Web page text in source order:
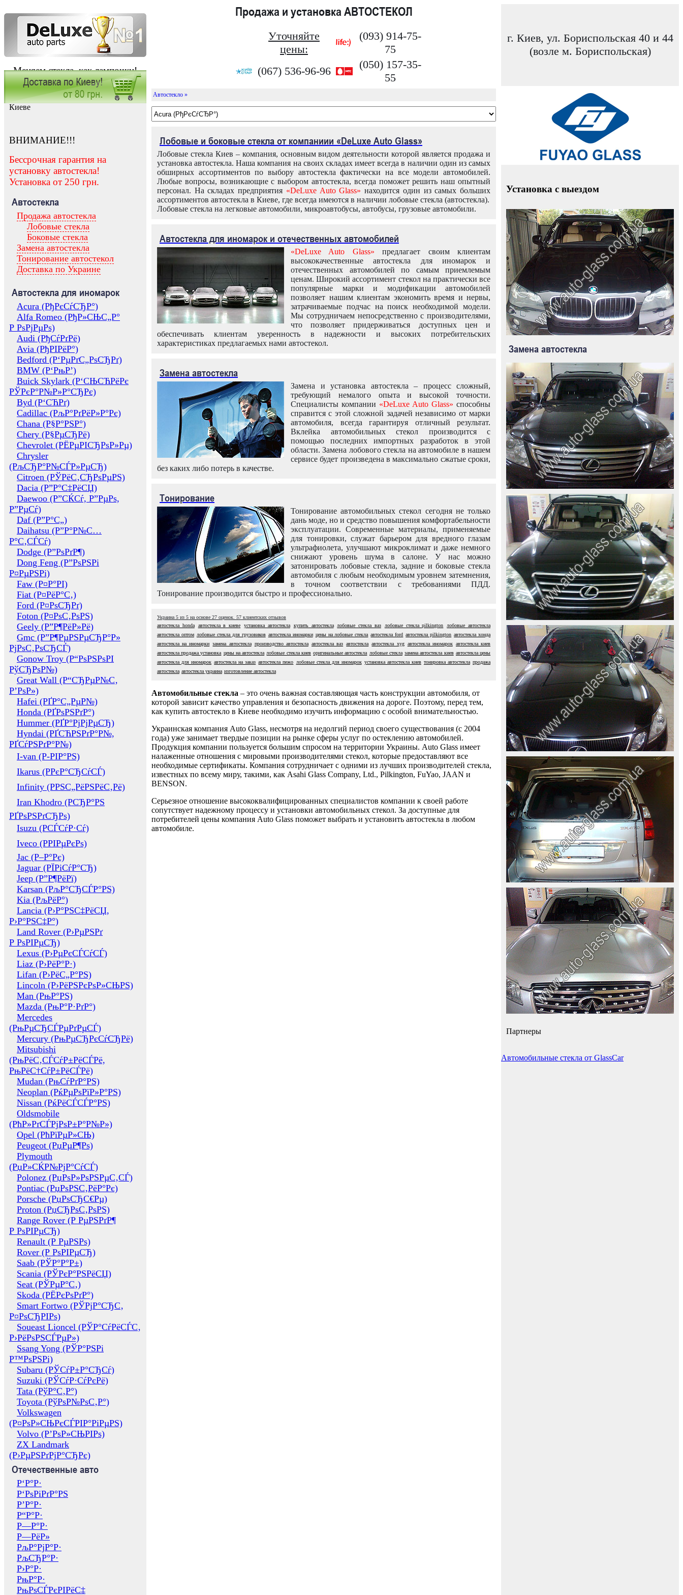
Меняем стекла, как лампочки!
Продажа и установка АВТОСТЕКОЛ
Уточняйте
цены:
(093) 914-75-
75
(067) 536-96-96
(050) 157-35-
55
г. Киев, ул. Бориспольская 40 и 44
(возле м. Бориспольская)
Заказать установку автостекла в
Киеве
ВНИМАНИЕ!!!
Бессрочная гарантия на
установку автостекла!
Установка от 250 грн.
Автостекла
Продажа автостекла
Лобовые стекла
Боковые стекла
Замена автостекла
Тонирование автостекол
Доставка по Украине
Автостекла для иномарок
Acura (РђРєСѓСЂР°)
Alfa Romeo (РђР»СЊС„Р°
Р РѕРјРµРѕ)
Audi (РђСѓРґРё)
Avia (РђРІРёР°)
Bedford (Р‘РµРґС„РѕСЂРґ)
BMW (Р‘РњР’)
Buick Skylark (Р‘СЊСЋРёРє
РЎРєР°Р№Р»Р°СЂРє)
Byd (Р‘СЋРґ)
Cadillac (РљР°РґРёР»Р°Рє)
Chana (Р§Р°РЅР°)
Chery (Р§РµСЂРё)
Chevrolet (РЁРµРІСЂРѕР»Рµ)
Chrysler
(РљСЂР°Р№СЃР»РµСЂ)
Citroen (РЎРёС‚СЂРѕРµРЅ)
Dacia (Р”Р°С‡РёСЏ)
Daewoo (Р”СЌСѓ, Р”РµРѕ,
Р”РµСѓ)
Daf (Р”Р°С„)
Daihatsu (Р”Р°Р№С…
Р°С‚СЃСѓ)
Dodge (Р”РѕРґР¶)
Dong Feng (Р”РѕРЅРі
Р¤РµРЅРі)
Faw (Р¤Р°РІ)
Fiat (Р¤РёР°С‚)
Ford (Р¤РѕСЂРґ)
Foton (Р¤РѕС‚РѕРЅ)
Geely (Р”Р¶РёР»Рё)
Gmc (Р”Р¶РµРЅРµСЂР°Р»
РјРѕС‚РѕСЂСЃ)
Gonow Troy (Р“РѕРЅРѕРІ
РўСЂРѕР№)
Great Wall (Р“СЂРµР№С‚
Р’РѕР»)
Hafei (РҐР°С„РµР№)
Honda (РҐРѕРЅРґР°)
Hummer (РҐР°РјРјРµСЂ)
Hyndai (РҐСЋРЅРґР°Р№,
РҐСѓРЅРґР°Р№)
I-van (Р-РІР°РЅ)
Ikarus (РРєР°СЂСѓСЃ)
Infinity (РРЅС„РёРЅРёС‚Рё)
Iran Khodro (РСЂР°РЅ
РҐРѕРЅРґСЂРѕ)
Isuzu (РСЃСѓР·Сѓ)
Iveco (РРІРµРєРѕ)
Jac (Р–Р°Рє)
Jaguar (РЇРіСѓР°СЂ)
Jeep (Р”Р¶РёРї)
Karsan (РљР°СЂСЃР°РЅ)
Kia (РљРёР°)
Lancia (Р›Р°РЅС‡РёСЏ,
Р›Р°РЅС‡Р°)
Land Rover (Р›РµРЅРґ
Р РѕРІРµСЂ)
Lexus (Р›РµРєСЃСѓСЃ)
Liaz (Р›РёР°Р·)
Lifan (Р›РёС„Р°РЅ)
Lincoln (Р›РёРЅРєРѕР»СЊРЅ)
Man (РњР°РЅ)
Mazda (РњР°Р·РґР°)
Mercedes
(РњРµСЂСЃРµРґРµСЃ)
Mercury (РњРµСЂРєСѓСЂРё)
Mitsubishi
(РњРёС‚СЃСѓР±РёСЃРё,
РњРёС†СѓР±РёСЃРё)
Mudan (РњСѓРґР°РЅ)
Neoplan (РќРµРѕРїР»Р°РЅ)
Nissan (РќРёСЃСЃР°РЅ)
Oldsmobile
(РћР»РґСЃРјРѕР±Р°Р№Р»)
Opel (РћРїРµР»СЊ)
Peugeot (РџРµР¶Рѕ)
Plymouth
(РџР»СЌР№РјР°СѓСЃ)
Polonez (РџРѕР»РѕРЅРµС‚СЃ)
Pontiac (РџРѕРЅС‚РёР°Рє)
Porsche (РџРѕСЂС€Рµ)
Proton (РџСЂРѕС‚РѕРЅ)
Range Rover (Р РµРЅРґР¶
Р РѕРІРµСЂ)
Renault (Р РµРЅРѕ)
Rover (Р РѕРІРµСЂ)
Saab (РЎР°Р°Р±)
Scania (РЎРєР°РЅРёСЏ)
Seat (РЎРµР°С‚)
Skoda (РЁРєРѕРґР°)
Smart Fortwo (РЎРјР°СЂС‚
Р¤РѕСЂРІРѕ)
Soueast Lioncel (РЎР°СѓРёСЃС‚
Р›РёРѕРЅСЃРµР»)
Ssang Yong (РЎР°РЅРі
Р™РѕРЅРі)
Subaru (РЎСѓР±Р°СЂСѓ)
Suzuki (РЎСѓР·СѓРєРё)
Tata (РўР°С‚Р°)
Toyota (РўРѕР№РѕС‚Р°)
Volkswagen
(Р¤РѕР»СЊРєСЃРІР°РіРµРЅ)
Volvo (Р’РѕР»СЊРІРѕ)
ZX Landmark
(Р›РµРЅРґРјР°СЂРє)
Отечественные авто
Р‘Р°Р·
Р‘РѕРіРґР°РЅ
Р’Р°Р·
Р“Р°Р·
Р—Р°Р·
Р—РёР»
РљР°РјР°Р·
РљСЂР°Р·
Р›Р°Р·
РњР°Р·
РњРѕСЃРєРІРёС‡
Автостекло »
Лобовые и боковые стекла от компаниии «DeLuxe Auto Glass»
Лобовые стекла Киев – компания, основным видом деятельности которой является продажа и
установка автостекла. Наша компания на своих складах имеет всегда в наличии один из самых
обширных ассортиментов по выбору автостекла фактически на все модели автомобилей.
Любые вопросы, возникающие с выбором автостекла, всегда поможет решить наш опытный
персонал. На складах предприятия «DeLuxe Auto Glass» находится один из самых больших
ассортиментов автостекла в Киеве, где всегда имеются в наличии лобовые стекла (автостекла).
Лобовые стекла на легковые автомобили, микроавтобусы, автобусы, грузовые автомобили.
Автостекла для иномарок и отечественных автомобилей
«DeLuxe Auto Glass» предлагает своим клиентам
высококачественные автостекла для иномарок и
отечественных автомобилей по самым приемлемым
ценам. Широкий ассортимент стекол на практически все
популярные марки и модификации автомобилей
позволяет нашим клиентам экономить время и нервы,
затрачиваемые подчас на поиск необходимой модели.
Мы сотрудничаем непосредственно с производителями,
что позволяет придерживаться доступных цен и
обеспечивать клиентам уверенность в надежности и высоких потребительских
характеристиках предлагаемых нами автостекол.
Замена автостекла
Замена и установка автостекла – процесс сложный,
требующий немалого опыта и высокой точности.
Специалисты компании «DeLuxe Auto Glass» способны
справится с этой сложной задачей независимо от марки
автомобиля, всегда гарантируя отличный результат.
Вклейка автомобильных стекол производится с
помощью последних импортных разработок в этой
области. Замена лобового стекла на автомобиле в нашем
сервисе будет произведена в максимально сжатые сроки,
без каких либо потерь в качестве.
Тонирование
Тонирование автомобильных стекол сегодня не только
дань моде, но и средство повышения комфортабельности
эксплуатации. Современные материалы, применяемые
для тонировки, служат барьером для вредного глазам
ультрафиолета, улучшают микроклимат и даже немного
снижают уровень шума в салоне. У нас можно
затонировать лобовые стекла, задние и боковые стекла
автомобиля с любым необходимым уровнем затемнения,
в точном соответствии с требованиями ПДД.
Тонирование производится быстро и профессионально.
Украина 5 из 5 на основе 27 оценок. 57 клиентских отзывов
автостекла honda
автостекла в киеве установка автостекла купить автостекла лобовые стекла ваз лобовые стекла pilkington
лобовые автостекла
автостекла оптом лобовые стекла для грузовиков автостекла иномарки цены на лобовые стекла автостекла ford автостекла pilkington автостекла хонда
автостекла на иномарки замена автостекла производство автостекла автостекла ваз автостекла автостекла xyg автостекла иномарок автостекла киев
автостекла продажа установка цены на автостекла лобовые стекла киев оригинальные автостекла лобовые стекла замена автостекла киев автостекла цены
автостекла для иномарок автостекла на заказ автостекла пежо лобовые стекла для иномарок установка автостекла киев тонировка автостекла продажа
автостекла автостекла украина изготовление автостекла
Автомобильные стекла – это очень важная составляющая часть конструкции автомобиля, от
которой зависит качество управления и безопасность движения на дороге. Поэтому, перед тем,
как купить автостекло в Киеве необходимо изучить информацию с особой внимательностью.
Украинская компания Auto Glass, несмотря на недолгий период своего существования (с 2004
года) уже занимает твердые позиции на рынке сферы услуг по остеклению автомобилей.
Продукция компании пользуется большим спросом на территории Украины. Auto Glass имеет
налаженные отношения с мировыми производителями стекол, которые предоставляют все
необходимые сертификаты. Компания сотрудничает с одними из лучших производителей стекла,
известных по всему миру, такими, как Asahi Glass Company, Ltd., Pilkington, FuYao, JAAN и
BENSON.
Серьезное отношение высококвалифицированных специалистов компании к своей работе
сопутствует надежному процессу и установки автомобильных стекол. За доступные для
потребителей цены компания Auto Glass поможет выбрать и установить автостекла в любом
автомобиле.
Установка с выездом
Замена автостекла
Партнеры
Автомобильные стекла от GlassCar